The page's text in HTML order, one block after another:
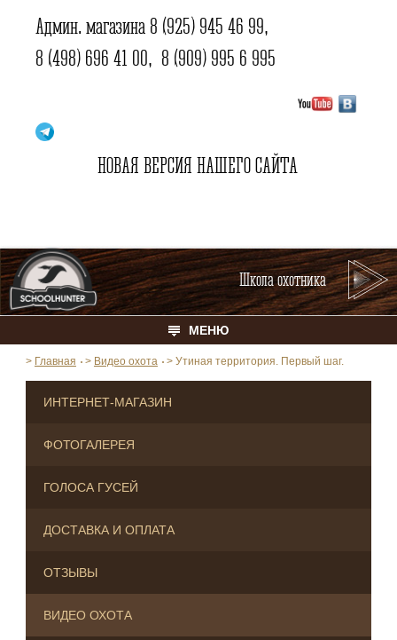
Админ. магазина 8 (925) 945 46 99,
8 (498) 696 41 00, 8 (909) 995 6 995
НОВАЯ ВЕРСИЯ НАШЕГО САЙТА
Школа охотника
МЕНЮ
> Главная > Видео охота > Утиная территория. Первый шаг.
ИНТЕРНЕТ-МАГАЗИН
ФОТОГАЛЕРЕЯ
ГОЛОСА ГУСЕЙ
ДОСТАВКА И ОПЛАТА
ОТЗЫВЫ
ВИДЕО ОХОТА